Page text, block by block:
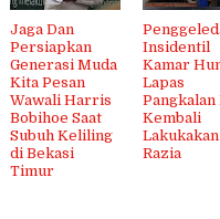
Jaga Dan
Persiapkan
Generasi Muda
Kita Pesan
Wawali Harris
Bobihoe Saat
Subuh Keliling
di Bekasi
Timur
Insidentil
Kamar
Lapas
Pangkalan
Kembali
Lakukakan
Razia